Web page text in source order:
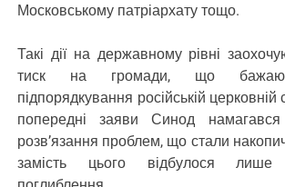
Московському патріархату тощо.
Такі дії на державному рівні
тиск на громади, що
підпорядкування російській церковній
попередні заяви Синод
розв’язання проблем, що стали
замість цього відбулося